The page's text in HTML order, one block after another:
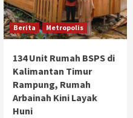
Berita Metropolis
134 Unit Rumah BSPS di
Kalimantan Timur
Rampung, Rumah
Arbainah Kini Layak
Huni